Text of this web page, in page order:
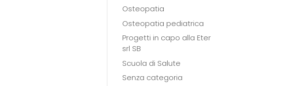
Osteopatia
Osteopatia pediatrica
Progetti in capo alla Eter
srl SB
Scuola di Salute
Senza categoria